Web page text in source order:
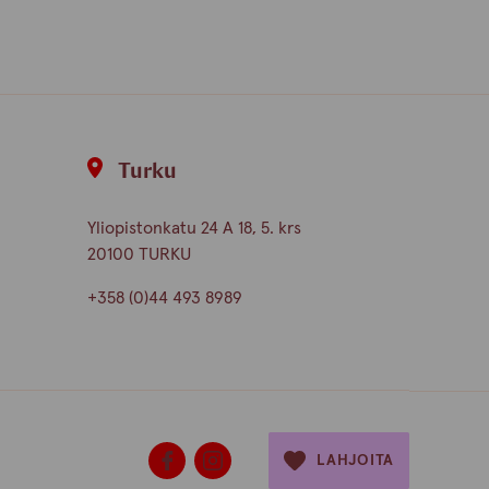
Turku
Yliopistonkatu 24 A 18, 5. krs
20100 TURKU
+358 (0)44 493 8989
LAHJOITA